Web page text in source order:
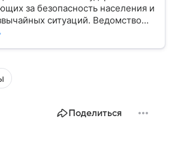
за безопасность населения и
ситуаций. Ведомство
в защите граждан от
МЧС, как оно устроено, какие
и какую роль играет в
Поделиться